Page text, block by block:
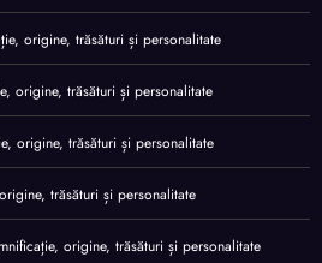
origine, trăsături și personalitate
origine, trăsături și personalitate
origine, trăsături și personalitate
trăsături și personalitate
origine, trăsături și personalitate